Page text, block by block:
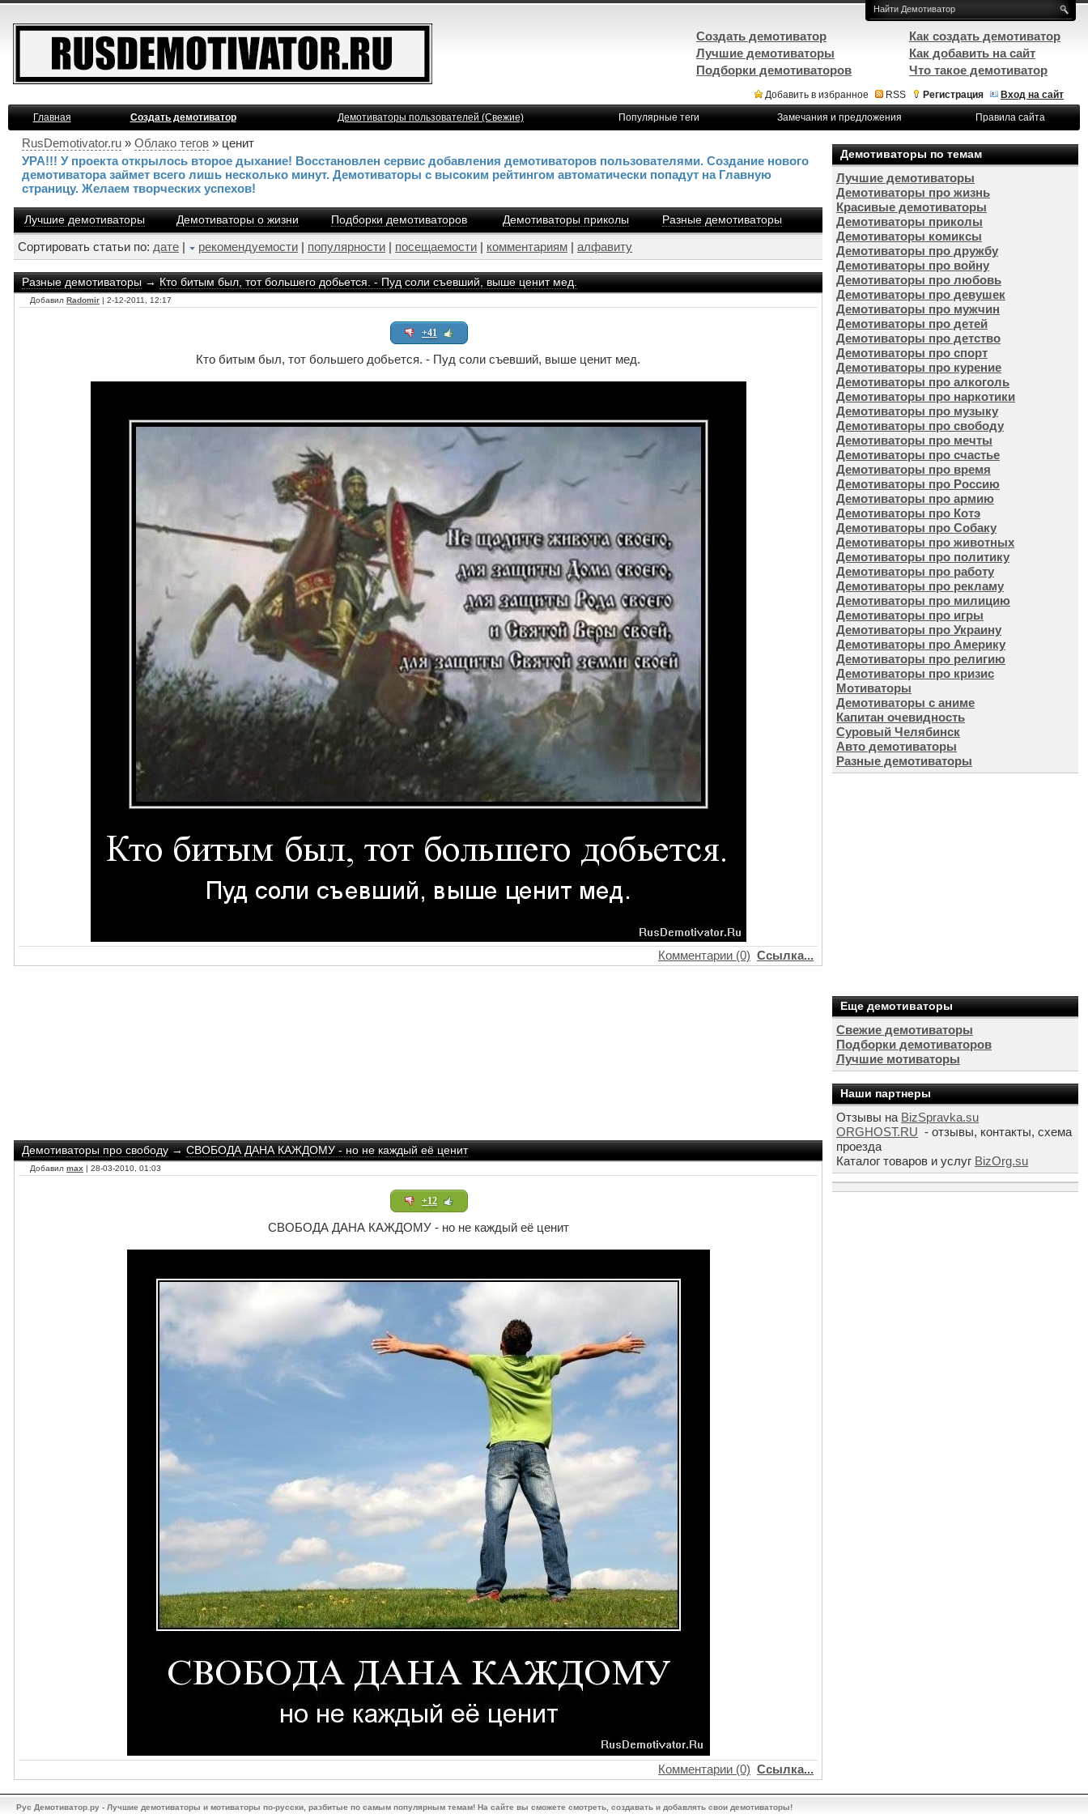
Добавить в избранное RSS Регистрация
Вход на сайт
Главная
Создать демотиватор Демотиваторы пользователей (Свежие) Популярные теги Замечания и предложения Правила сайта
RusDemotivator.ru » Облако тегов » ценит
УРА!!! У проекта открылось второе дыхание! Восстановлен сервис добавления демотиваторов пользователями. Создание нового
демотиватора займет всего лишь несколько минут. Демотиваторы с высоким рейтингом автоматически попадут на Главную
страницу. Желаем творческих успехов!
Лучшие демотиваторы Демотиваторы о жизни Подборки демотиваторов Демотиваторы приколы Разные демотиваторы
Сортировать статьи по: дате | рекомендуемости | популярности | посещаемости | комментариям | алфавиту
Разные демотиваторы→Кто битым был, тот большего добьется. - Пуд соли съевший, выше ценит мед.
Добавил Radomir | 2-12-2011, 12:17
+41
Кто битым был, тот большего добьется. - Пуд соли съевший, выше ценит мед.
Комментарии (0) Ссылка...
Демотиваторы про свободу→СВОБОДА ДАНА КАЖДОМУ - но не каждый её ценит
Добавил max | 28-03-2010, 01:03
+12
СВОБОДА ДАНА КАЖДОМУ - но не каждый её ценит
Комментарии (0) Ссылка...
Демотиваторы по темам
Лучшие демотиваторы
Демотиваторы про жизнь
Красивые демотиваторы
Демотиваторы приколы
Демотиваторы комиксы
Демотиваторы про дружбу
Демотиваторы про войну
Демотиваторы про любовь
Демотиваторы про девушек
Демотиваторы про мужчин
Демотиваторы про детей
Демотиваторы про детство
Демотиваторы про спорт
Демотиваторы про курение
Демотиваторы про алкоголь
Демотиваторы про наркотики
Демотиваторы про музыку
Демотиваторы про свободу
Демотиваторы про мечты
Демотиваторы про счастье
Демотиваторы про время
Демотиваторы про Россию
Демотиваторы про армию
Демотиваторы про Котэ
Демотиваторы про Собаку
Демотиваторы про животных
Демотиваторы про политику
Демотиваторы про работу
Демотиваторы про рекламу
Демотиваторы про милицию
Демотиваторы про игры
Демотиваторы про Украину
Демотиваторы про Америку
Демотиваторы про религию
Демотиваторы про кризис
Мотиваторы
Демотиваторы с аниме
Капитан очевидность
Суровый Челябинск
Авто демотиваторы
Разные демотиваторы
Еще демотиваторы
Свежие демотиваторы
Подборки демотиваторов
Лучшие мотиваторы
Наши партнеры
Отзывы на BizSpravka.su
ORGHOST.RU - отзывы, контакты, схема
проезда
Каталог товаров и услуг BizOrg.su
Создать демотиватор
Лучшие демотиваторы
Подборки демотиваторов
Как создать демотиватор
Как добавить на сайт
Что такое демотиватор
Рус Демотиватор.ру - Лучшие демотиваторы и мотиваторы по-русски, разбитые по самым популярным темам! На сайте вы сможете смотреть, создавать и добавлять свои демотиваторы!